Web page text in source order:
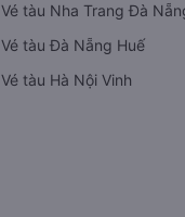
Vé tàu Nha Trang Đà
Vé tàu Đà Nẵng Huế
Vé tàu Hà Nội Vinh